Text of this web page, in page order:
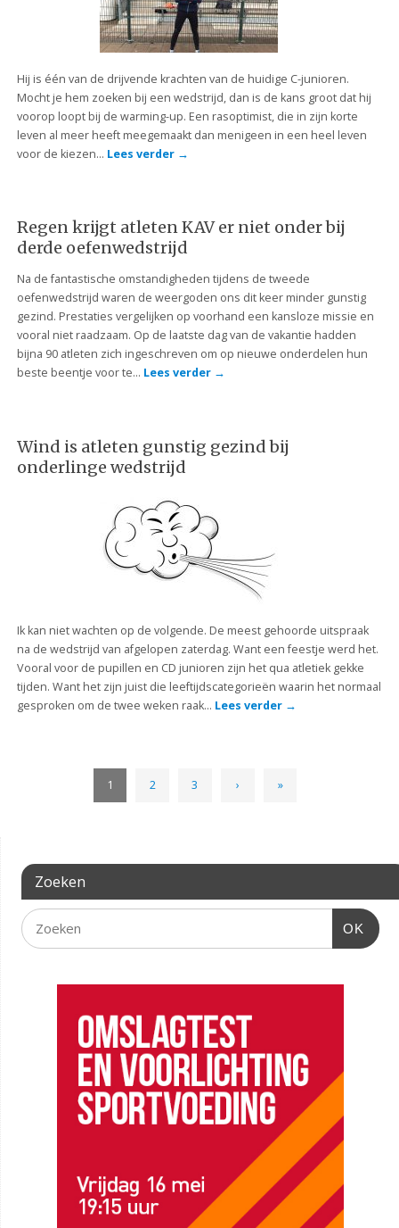
Hij is één van de drijvende krachten van de huidige C-junioren.
Mocht je hem zoeken bij een wedstrijd, dan is de kans groot dat hij
voorop loopt bij de warming-up. Een rasoptimist, die in zijn korte
leven al meer heeft meegemaakt dan menigeen in een heel leven
voor de kiezen… Lees verder →
Regen krijgt atleten KAV er niet onder bij
derde oefenwedstrijd
Na de fantastische omstandigheden tijdens de tweede
oefenwedstrijd waren de weergoden ons dit keer minder gunstig
gezind. Prestaties vergelijken op voorhand een kansloze missie en
vooral niet raadzaam. Op de laatste dag van de vakantie hadden
bijna 90 atleten zich ingeschreven om op nieuwe onderdelen hun
beste beentje voor te… Lees verder →
Wind is atleten gunstig gezind bij
onderlinge wedstrijd
Ik kan niet wachten op de volgende. De meest gehoorde uitspraak
na de wedstrijd van afgelopen zaterdag. Want een feestje werd het.
Vooral voor de pupillen en CD junioren zijn het qua atletiek gekke
tijden. Want het zijn juist die leeftijdscategorieën waarin het normaal
gesproken om de twee weken raak… Lees verder →
1 2 3 › »
Zoeken
OK